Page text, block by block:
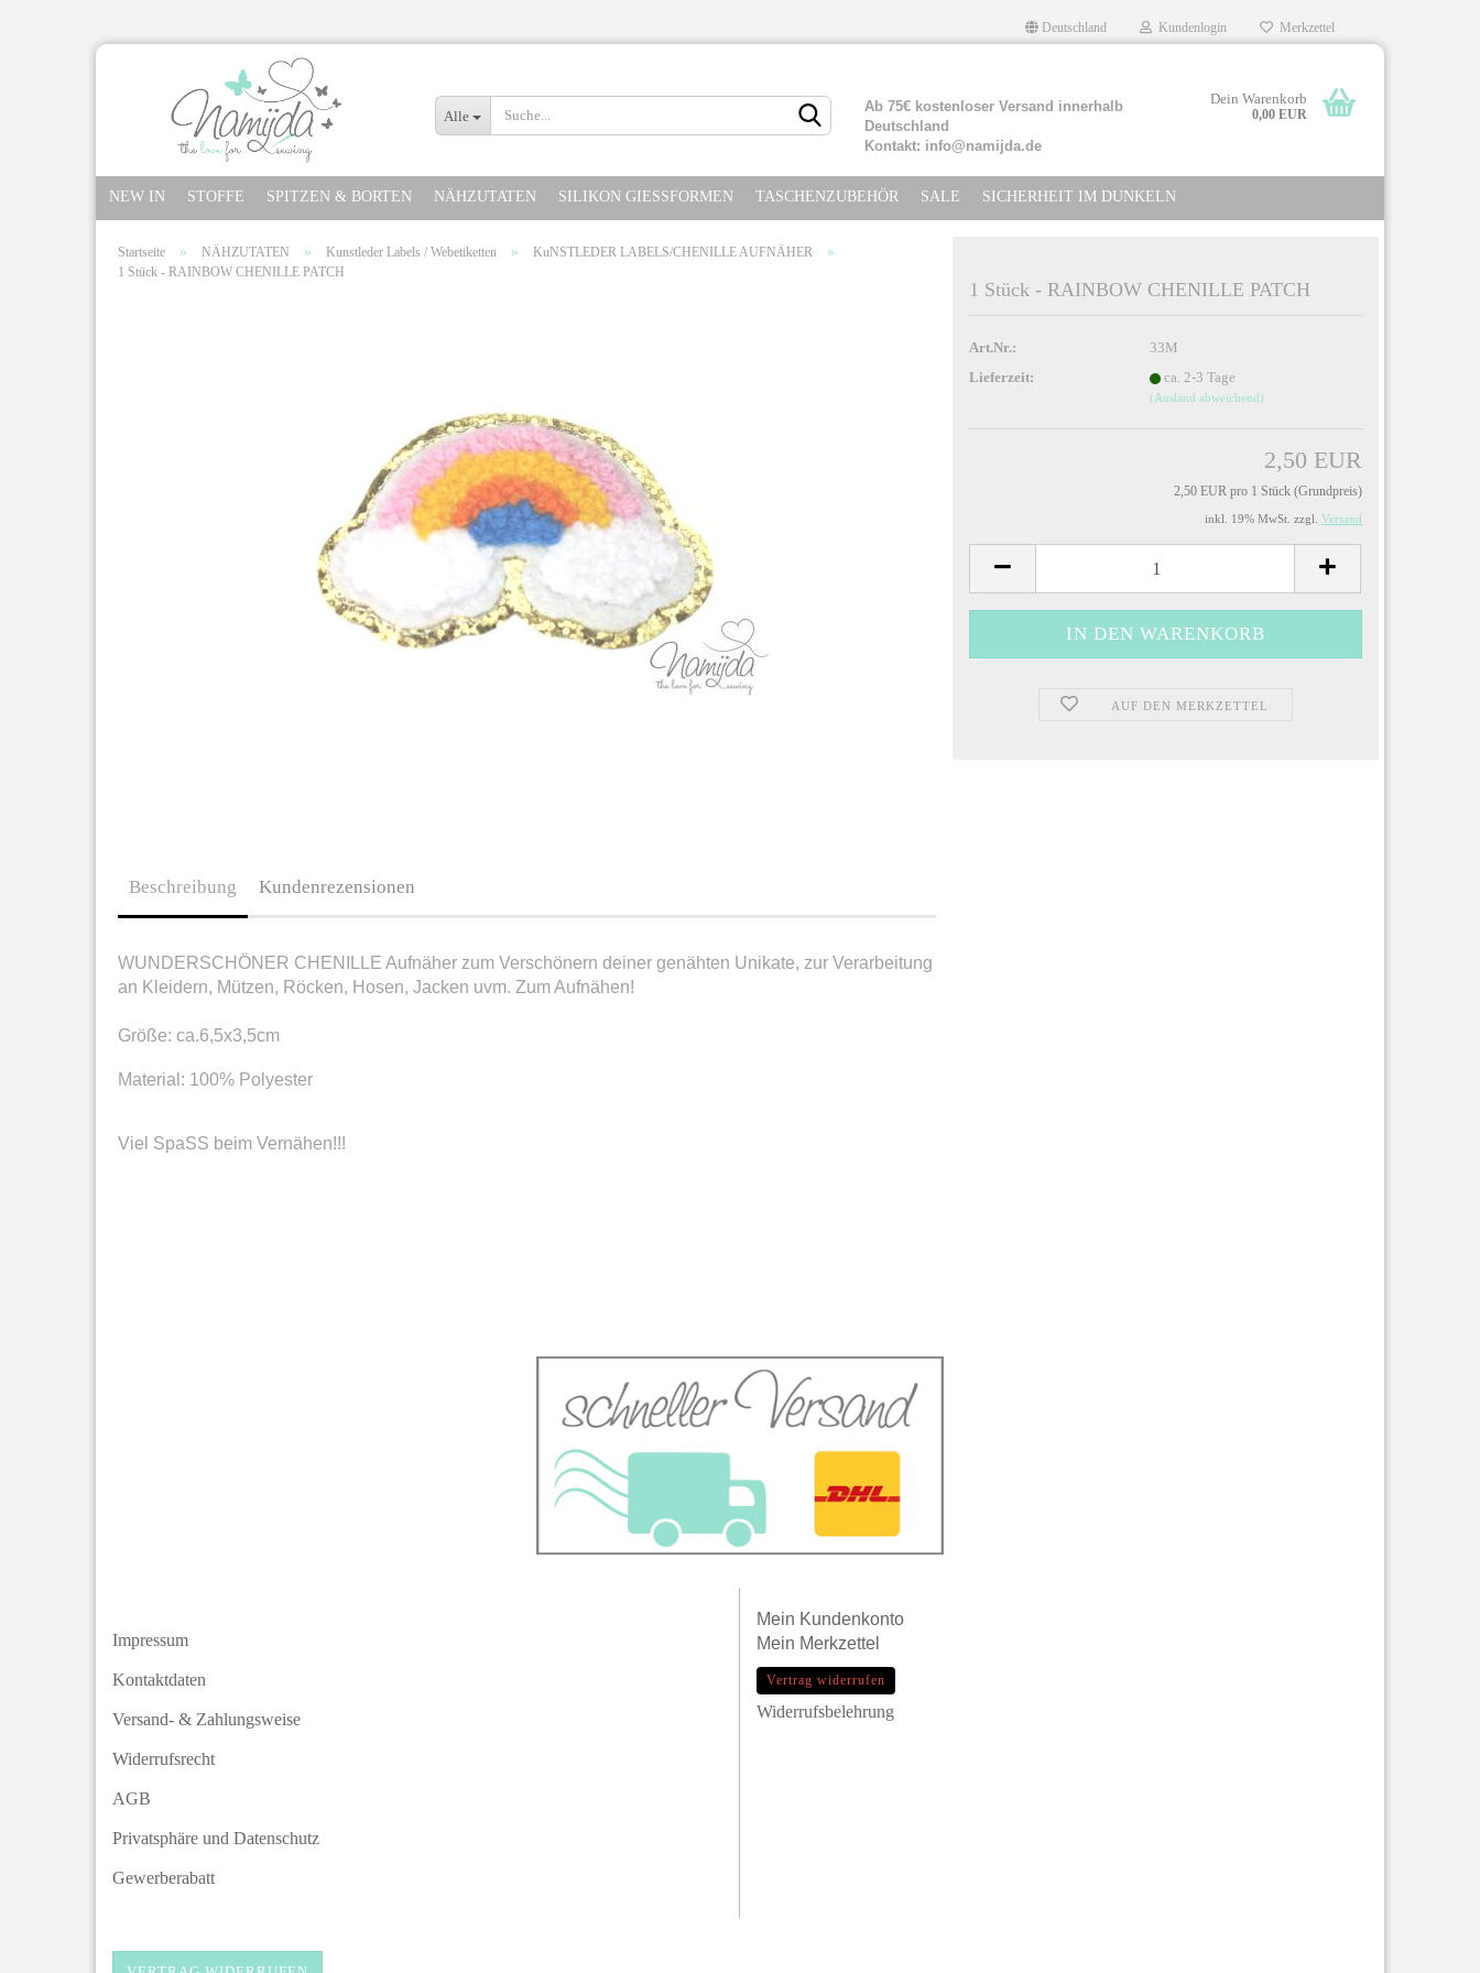
Deutschland Kundenlogin Merkzettel
Alle
Ab 75€ kostenloser Versand innerhalb
Deutschland
Kontakt: info@namijda.de
Dein Warenkorb
0,00 EUR
NEW IN STOFFE SPITZEN & BORTEN NÄHZUTATEN SILIKON GIESSFORMEN TASCHENZUBEHÖR SALE SICHERHEIT IM DUNKELN
Startseite » NÄHZUTATEN » Kunstleder Labels / Webetiketten » KuNSTLEDER LABELS/CHENILLE AUFNÄHER »
1 Stück - RAINBOW CHENILLE PATCH
1 Stück - RAINBOW CHENILLE PATCH
Art.Nr.:
33M
Lieferzeit:
ca. 2-3 Tage
(Ausland abweichend)
2,50 EUR
2,50 EUR pro 1 Stück (Grundpreis)
inkl. 19% MwSt. zzgl. Versand
AUF DEN MERKZETTEL
Beschreibung Kundenrezensionen
WUNDERSCHÖNER CHENILLE Aufnäher zum Verschönern deiner genähten Unikate, zur Verarbeitung
an Kleidern, Mützen, Röcken, Hosen, Jacken uvm. Zum Aufnähen!
Größe: ca.6,5x3,5cm
Material: 100% Polyester
Viel SpaSS beim Vernähen!!!
Impressum
Kontaktdaten
Versand- & Zahlungsweise
Widerrufsrecht
AGB
Privatsphäre und Datenschutz
Gewerberabatt
Mein Kundenkonto
Mein Merkzettel
Vertrag widerrufen
Widerrufsbelehrung